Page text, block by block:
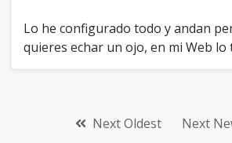
Lo he configurado todo y andan
quieres echar un ojo, en mi Web
Next Oldest Next